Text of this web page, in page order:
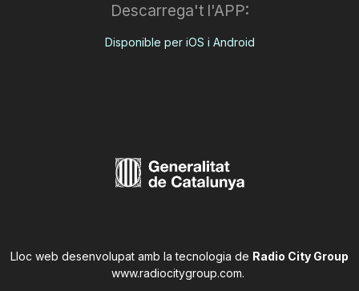
Descarrega't l'APP:
Disponible per iOS i Android
Lloc web desenvolupat amb la tecnologia de Radio City Group
www.radiocitygroup.com.